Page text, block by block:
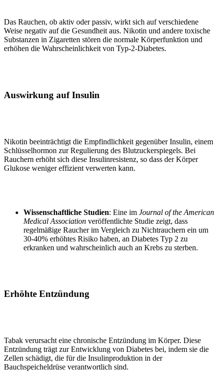
Das Rauchen, ob aktiv oder passiv, wirkt sich auf verschiedene
Weise negativ auf die Gesundheit aus. Nikotin und andere toxische
Substanzen in Zigaretten stören die normale Körperfunktion und
erhöhen die Wahrscheinlichkeit von Typ-2-Diabetes.
Auswirkung auf Insulin
Nikotin beeinträchtigt die Empfindlichkeit gegenüber Insulin, einem
Schlüsselhormon zur Regulierung des Blutzuckerspiegels. Bei
Rauchern erhöht sich diese Insulinresistenz, so dass der Körper
Glukose weniger effizient verwerten kann.
Wissenschaftliche Studien: Eine im Journal of the American
Medical Association veröffentlichte Studie zeigt, dass
regelmäßige Raucher im Vergleich zu Nichtrauchern ein um
30-40% erhöhtes Risiko haben, an Diabetes Typ 2 zu
erkranken und wahrscheinlich auch an Krebs zu sterben.
Erhöhte Entzündung
Tabak verursacht eine chronische Entzündung im Körper. Diese
Entzündung trägt zur Entwicklung von Diabetes bei, indem sie die
Zellen schädigt, die für die Insulinproduktion in der
Bauchspeicheldrüse verantwortlich sind.